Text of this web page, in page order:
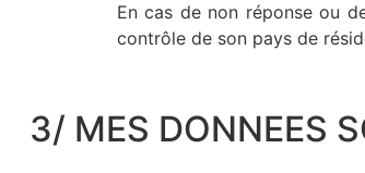
En cas de non réponse ou
contrôle de son pays de
3/ MES DONNEES